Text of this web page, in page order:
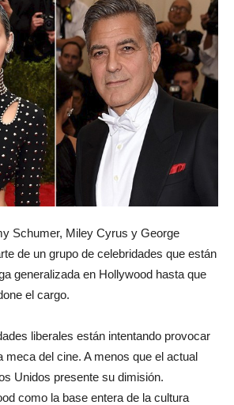
Schumer, Miley Cyrus y George
de un grupo de celebridades que están
generalizada en Hollywood hasta que
el cargo.
liberales están intentando provocar
meca del cine. A menos que el actual
Unidos presente su dimisión.
como la base entera de la cultura